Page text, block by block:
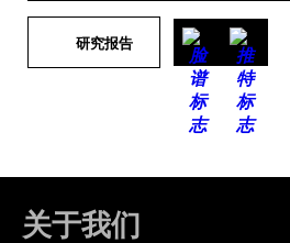
研究报告
关于我们